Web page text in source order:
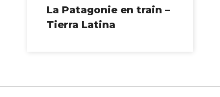
La Patagonie en train –
Tierra Latina